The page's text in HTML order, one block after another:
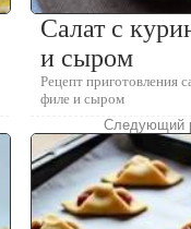
Салат с
и сыром
Рецепт приготовления
филе и сыром
Следующий